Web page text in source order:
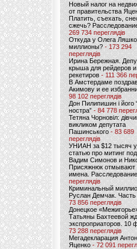
Новый налог на
от правительства
Платить, съехать,
сжечь?
269 734 переглядів
Откуда у Олега Ляшко
миллионы? - 173 294
переглядів
Ирина Бережная.
крыша для рейдеров и
рекетиров - 111 366
В Амстердаме
Акимову и ее
98 102 переглядів
Дон Пилипишин і його
ностра” - 84 778
Тетяна Чорновіл:
викликом депутата
Пашинського- 83 689
переглядів
УНИАН за $12 тысяч
статью про митинг
Вадим Симонов и
Присяжнюк отмывают
имена. Расследование
переглядів
Криминальный
Руслан Демчак. Часть
73 856 переглядів
Донецкое
Татьяны Бахтеевой
экспроприаторов. 10
73 288 переглядів
Мегадекларация
Яценко - 72 091